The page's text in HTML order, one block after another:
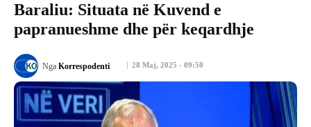
Baraliu: Situata në Kuvend e
papranueshme dhe për keqardhje
28 Maj, 2025 - 09:50
Nga Korrespodenti